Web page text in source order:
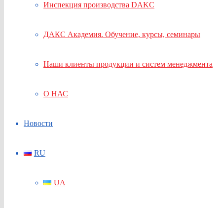
Инспекция производства DAKC
ДАКС Академия. Обучение, курсы, семинары
Наши клиенты продукции и систем менеджмента
О НАС
Новости
RU
UA